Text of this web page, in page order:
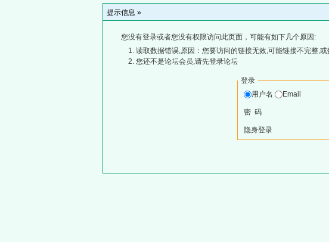
提示信息 »
您没有登录或者您没有权限访问此页面，可能有如下几个原因:
读取数据错误,原因：您要访问的链接无效,可能链接不完整,
您还不是论坛会员,请先登录论坛
登录
用户名
Email
密 码
隐身登录